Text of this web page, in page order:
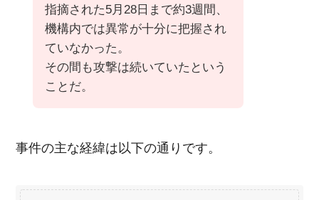
指摘された5月28日まで約3週間、
機構内では異常が十分に把握され
ていなかった。
その間も攻撃は続いていたという
ことだ。
事件の主な経緯は以下の通りです。